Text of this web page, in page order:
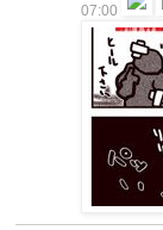
07:00